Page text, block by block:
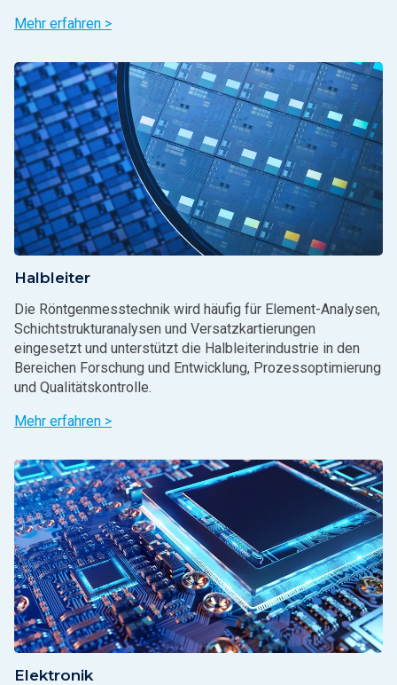
Mehr erfahren >
Halbleiter
Die Röntgenmesstechnik wird häufig für Element-Analysen,
Schichtstrukturanalysen und Versatzkartierungen
eingesetzt und unterstützt die Halbleiterindustrie in den
Bereichen Forschung und Entwicklung, Prozessoptimierung
und Qualitätskontrolle.
Mehr erfahren >
Elektronik